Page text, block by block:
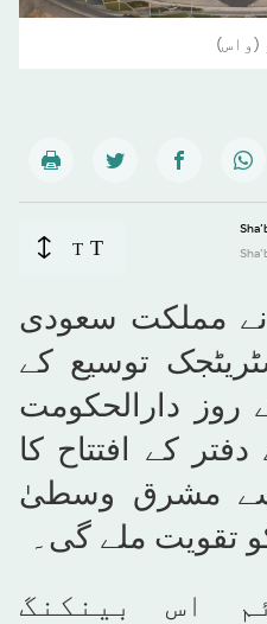
(واس)
T
T
نے مملکت سعودی
توسیع کے
روز دارالحکومت
کے افتتاح کا
سے مشرق وسطیٰ
تقویت ملے گی۔
اس بینکنگ